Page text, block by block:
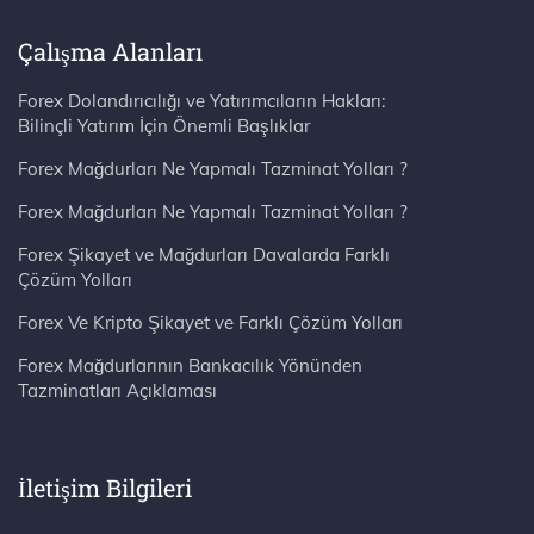
Çalışma Alanları
Forex Dolandırıcılığı ve Yatırımcıların Hakları:
Bilinçli Yatırım İçin Önemli Başlıklar
Forex Mağdurları Ne Yapmalı Tazminat Yolları ?
Forex Mağdurları Ne Yapmalı Tazminat Yolları ?
Forex Şikayet ve Mağdurları Davalarda Farklı
Çözüm Yolları
Forex Ve Kripto Şikayet ve Farklı Çözüm Yolları
Forex Mağdurlarının Bankacılık Yönünden
Tazminatları Açıklaması
İletişim Bilgileri